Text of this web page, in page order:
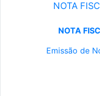
NOTA
NOTA
Emissão de